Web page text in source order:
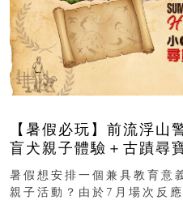
【暑假必玩】前流浮山
盲犬親子體驗＋古蹟
組免費名額
暑假想安排一個兼具教育意
親子活動？由於7月場次反